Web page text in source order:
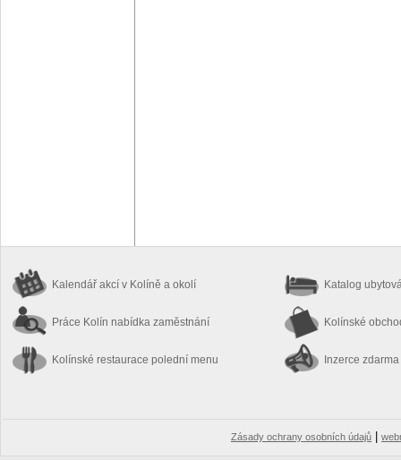
Kalendář akcí v Kolíně a okolí
Práce Kolín nabídka zaměstnání
Kolínské restaurace polední menu
Katalog
Kolínské
Inzerce zdarma
Zásady ochrany osobních údajů